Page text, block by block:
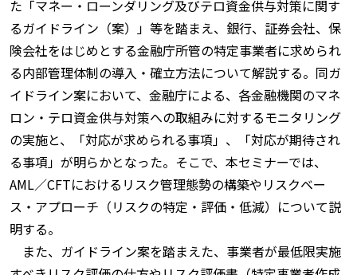
た「マネー・ローンダリング及びテロ資金供与対策に関す
るガイドライン（案）」等を踏まえ、銀行、証券会社、保
険会社をはじめとする金融庁所管の特定事業者に求められ
る内部管理体制の導入・確立方法について解説する。同ガ
イドライン案において、金融庁による、各金融機関のマネ
ロン・テロ資金供与対策への取組みに対するモニタリング
の実施と、「対応が求められる事項」、「対応が期待され
る事項」が明らかとなった。そこで、本セミナーでは、
AML／CFTにおけるリスク管理態勢の構築やリスクベー
ス・アプローチ（リスクの特定・評価・低減）について説
明する。
また、ガイドライン案を踏まえた、事業者が最低限実施